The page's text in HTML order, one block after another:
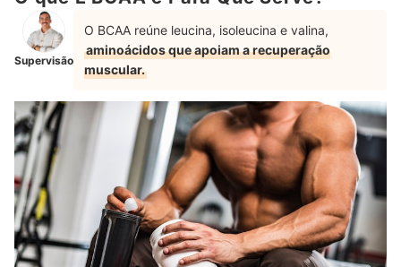
Perguntas Frequentes sobre BCAA
Como Tomar o BCAA?
BCAA Engorda?
O BCAA Tem Contraindicações?
Quer Melhores Resultados? Veja Outros Suplementos
Supervisão
O BCAA reúne leucina, isoleucina e valina,
aminoácidos que apoiam a recuperação
muscular.